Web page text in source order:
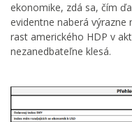
ekonomike, zdá sa, čím
evidentne naberá výrazne
rast amerického HDP v
nezanedbateľne klesá.